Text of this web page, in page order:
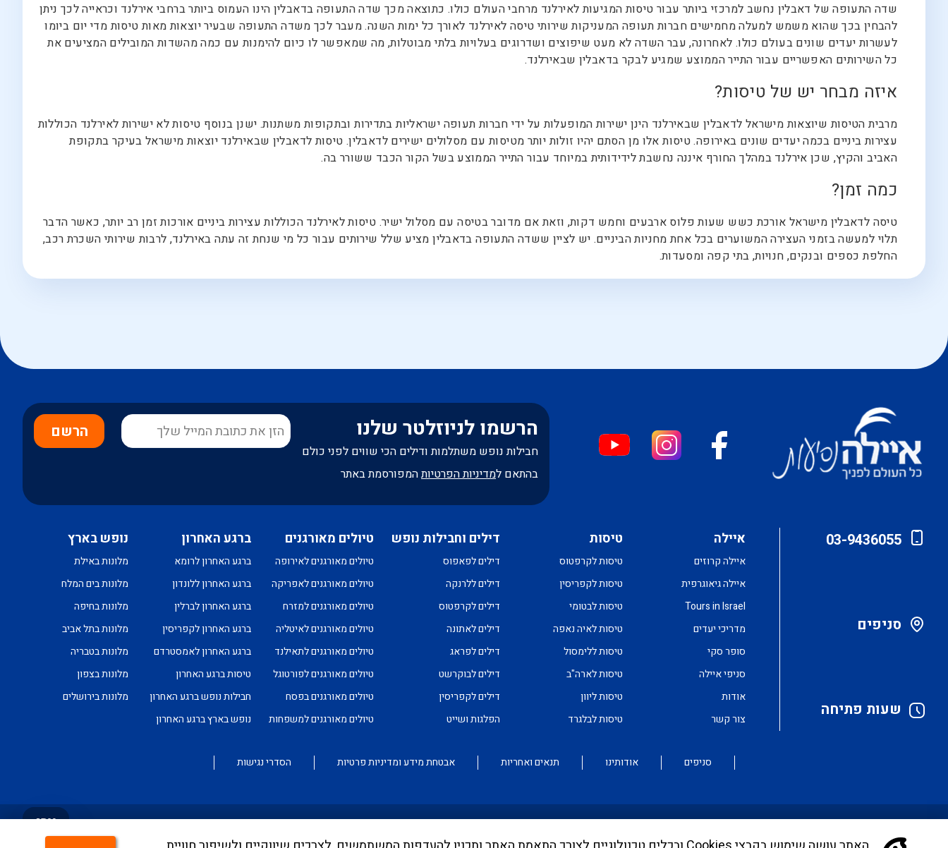
שדה התעופה של דאבלין נחשב למרכזי ביותר עבור טיסות המגיעות לאירלנד מרחבי העולם כולו. כתוצאה מכך שדה התעופה בדאבלין הינו העמוס ביותר ברחבי אירלנד וכראייה לכך ניתן
להבחין בכך שהוא משמש למעלה מחמישים חברות תעופה המעניקות שירותי טיסה לאירלנד לאורך כל ימות השנה. מעבר לכך משדה התעופה שבעיר יוצאות מאות טיסות מדי יום ביומו
לעשרות יעדים שונים בעולם כולו. לאחרונה, עבר השדה לא מעט שיפוצים ושדרוגים בעלויות בלתי מבוטלות, מה שמאפשר לו כיום להימנות עם כמה מהשדות המובילים המציעים את
כל השירותים האפשריים עבור התייר הממוצע שמגיע לבקר בדאבלין שבאירלנד.
איזה מבחר יש של טיסות?
מרבית הטיסות שיוצאות מישראל לדאבלין שבאירלנד הינן ישירות המופעלות על ידי חברות תעופה ישראליות בתדירות ובתקופות משתנות. ישנן בנוסף טיסות לא ישירות לאירלנד הכוללות
עצירות ביניים בכמה יעדים שונים באירופה. טיסות אלו מן הסתם יהיו זולות יותר מטיסות עם מסלולים ישירים לדאבלין. טיסות לדאבלין שבאירלנד יוצאות מישראל בעיקר בתקופת
האביב והקיץ, שכן אירלנד במהלך החורף איננה נחשבת לידידותית במיוחד עבור התייר הממוצע בשל הקור הכבד ששורר בה.
כמה זמן?
טיסה לדאבלין מישראל אורכת כשש שעות פלוס ארבעים וחמש דקות, וזאת אם מדובר בטיסה עם מסלול ישיר. טיסות לאירלנד הכוללות עצירות ביניים אורכות זמן רב יותר, כאשר הדבר
תלוי למעשה בזמני העצירה המשוערים בכל אחת מחניות הביניים. יש לציין ששדה התעופה בדאבלין מציע שלל שירותים עבור כל מי שנחת זה עתה באירלנד, לרבות שירותי השכרת רכב,
החלפת כספים ובנקים, חנויות, בתי קפה ומסעדות.
הרשמו לניוזלטר שלנו
חבילות נופש משתלמות ודילים הכי שווים לפני כולם
בהתאם למדיניות הפרטיותהמפורסמת באתר
הרשם
03-9436055
סניפים
שעות פתיחה
איילה
איילה קרוזים
איילה גיאוגרפית
Tours in Israel
מדריכי יעדים
סופר סקי
סניפי איילה
אודות
צור קשר
טיסות
טיסות לקרפטוס
טיסות לקפריסין
טיסות לבטומי
טיסות לאיה נאפה
טיסות ללימסול
טיסות לארה"ב
טיסות ליוון
טיסות לבלגרד
דילים וחבילות נופש
דילים לפאפוס
דילים ללרנקה
דילים לקרפטוס
דילים לאתונה
דילים לפראג
דילים לבוקרשט
דילים לקפריסין
הפלגות ושייט
טיולים מאורגנים
טיולים מאורגנים לאירופה
טיולים מאורגנים לאפריקה
טיולים מאורגנים למזרח
טיולים מאורגנים לאיטליה
טיולים מאורגנים לתאילנד
טיולים מאורגנים לפורטוגל
טיולים מאורגנים בפסח
טיולים מאורגנים למשפחות
ברגע האחרון
ברגע האחרון לרומא
ברגע האחרון ללונדון
ברגע האחרון לברלין
ברגע האחרון לקפריסין
ברגע האחרון לאמסטרדם
טיסות ברגע האחרון
חבילות נופש ברגע האחרון
נופש בארץ ברגע האחרון
נופש בארץ
מלונות באילת
מלונות בים המלח
מלונות בחיפה
מלונות בתל אביב
מלונות בטבריה
מלונות בצפון
מלונות בירושלים
סניפים אודותינו תנאים ואחריות אבטחת מידע ומדיניות פרטיות הסדרי נגישות
צרו
קשר